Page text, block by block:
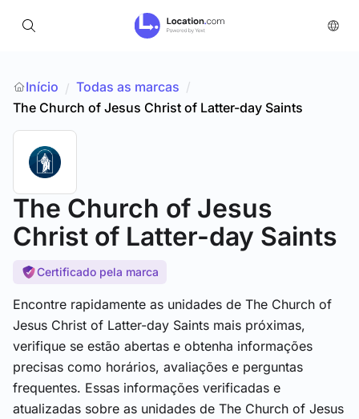
Início / Todas as marcas /
The Church of Jesus Christ of Latter-day Saints
The Church of Jesus
Christ of Latter-day Saints
Certificado pela marca
Encontre rapidamente as unidades de The Church of
Jesus Christ of Latter-day Saints mais próximas,
verifique se estão abertas e obtenha informações
precisas como horários, avaliações e perguntas
frequentes. Essas informações verificadas e
atualizadas sobre as unidades de The Church of Jesus